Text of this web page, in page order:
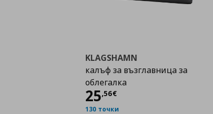
KLAGSHAMN
калъф за възглавница за
облегалка
25,56€
Цена
130 точки